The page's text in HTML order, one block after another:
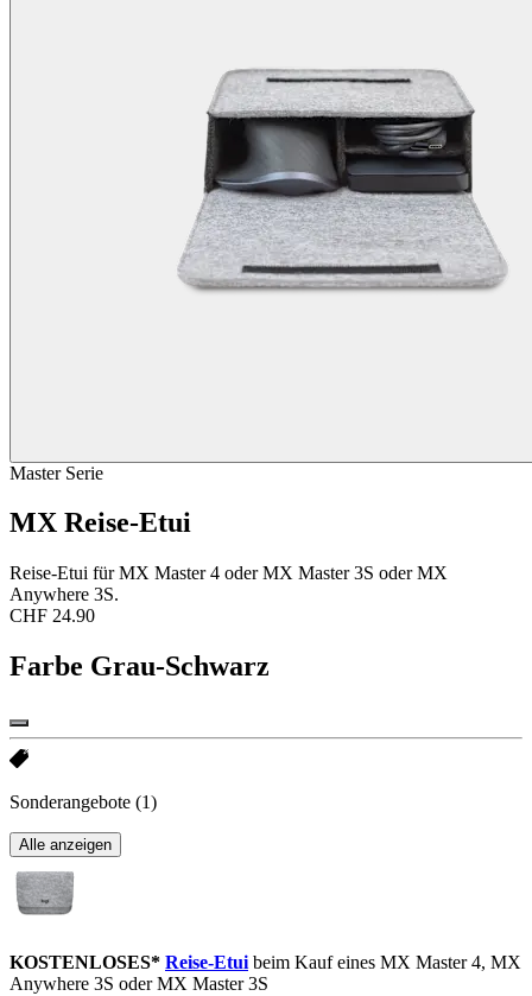
Master Serie
MX Reise-Etui
Reise-Etui für MX Master 4 oder MX Master 3S oder MX
Anywhere 3S.
CHF 24.90
Farbe Grau-Schwarz
Sonderangebote (1)
Alle anzeigen
KOSTENLOSES* Reise-Etui beim Kauf eines MX Master 4, MX
Anywhere 3S oder MX Master 3S